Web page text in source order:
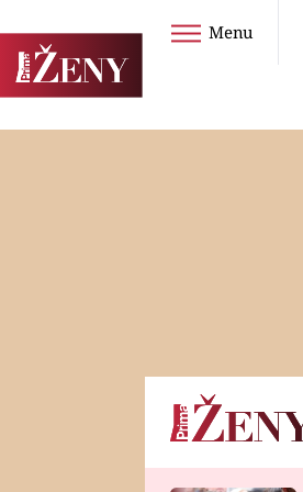
Menu
Horoskopy